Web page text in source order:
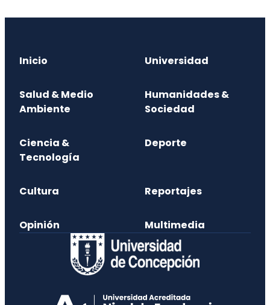
Inicio Universidad
Salud & Medio
Ambiente
Humanidades &
Sociedad
Ciencia &
Tecnología
Deporte
Cultura Reportajes
Opinión Multimedia